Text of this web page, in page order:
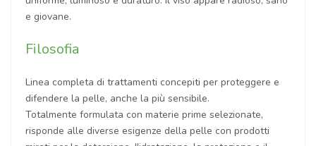
e giovane.
Filosofia
Linea completa di trattamenti concepiti per proteggere e
difendere la pelle, anche la più sensibile.
Totalmente formulata con materie prime selezionate,
risponde alle diverse esigenze della pelle con prodotti